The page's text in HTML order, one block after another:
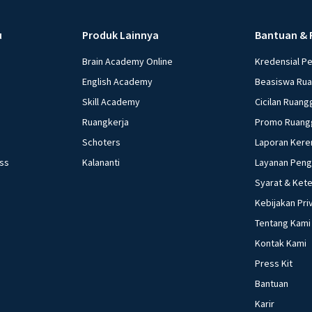
serta
Produk Lainnya
Brain Academy Online
English Academy
Skill Academy
Ruangkerja
Schoters
Kalananti
Bantuan &
Kredensial
Beasiswa
Cicilan
Promo
Laporan
Layanan
Syarat &
Kebijakan
Tentang Kami
Kontak Kami
Press Kit
Bantuan
Karir